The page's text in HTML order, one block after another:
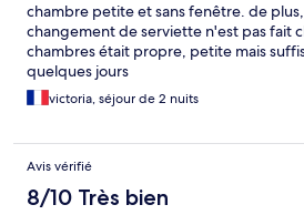
chambre petite et sans fenêtre. de
changement de serviette n'est pas fait
chambres était propre, petite mais
quelques jours
victoria, séjour de 2 nuits
Avis vérifié
8/10 Très bien